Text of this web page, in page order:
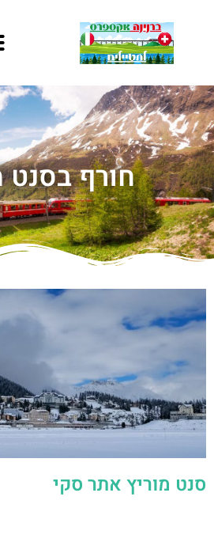
חורף בסנט
סנט מוריץ אתר סקי